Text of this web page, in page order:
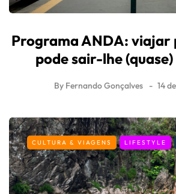
Programa ANDA: viajar
pode sair-lhe
By Fernando Gonçalves 14
CULTURA & VIAGENS LIFESTYLE